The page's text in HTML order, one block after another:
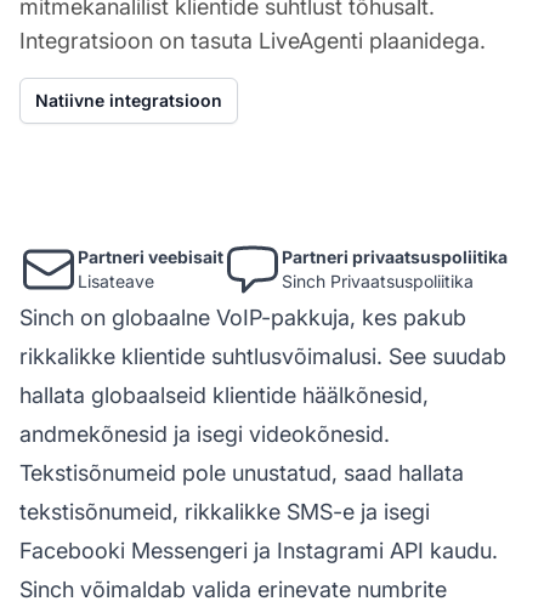
mitmekanalilist klientide suhtlust tõhusalt.
Integratsioon on tasuta LiveAgenti plaanidega.
Natiivne integratsioon
Partneri veebisait
Lisateave
Partneri privaatsuspoliitika
Sinch Privaatsuspoliitika
Sinch on globaalne VoIP-pakkuja, kes pakub
rikkalikke klientide suhtlusvõimalusi. See suudab
hallata globaalseid klientide häälkõnesid,
andmekõnesid ja isegi videokõnesid.
Tekstisõnumeid pole unustatud, saad hallata
tekstisõnumeid, rikkalikke SMS-e ja isegi
Facebooki Messengeri ja Instagrami API kaudu.
Sinch võimaldab valida erinevate numbrite